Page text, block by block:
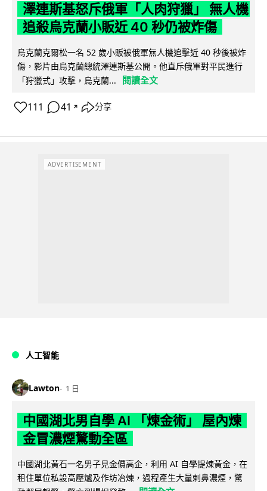
澤連斯基怒斥俄軍「人肉狩獵」 無人機
追殺烏克蘭小販近 40 秒仍被炸傷
烏克蘭克爾松一名 52 歲小販被俄軍無人機追擊近 40 秒後被炸
傷，影片由烏克蘭總統澤連斯基公開。他直斥俄軍對平民進行
「狩獵式」攻擊，烏克蘭...
閱讀全文
111 41 ↗ 分享
ADVERTISEMENT
人工智能
Lawton 1 日
中國湖北男自學 AI 「煉金術」 屋內煉
金冒濃煙驚動全區
中國湖北黃石一名男子見金價高企，利用 AI 自學提煉黃金，在
租住單位私設高壓爐及作坊冶煉，過程產生大量刺鼻濃煙，驚